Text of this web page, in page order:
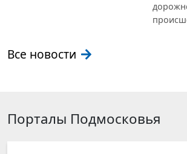
Все новости
Порталы Подмосковья